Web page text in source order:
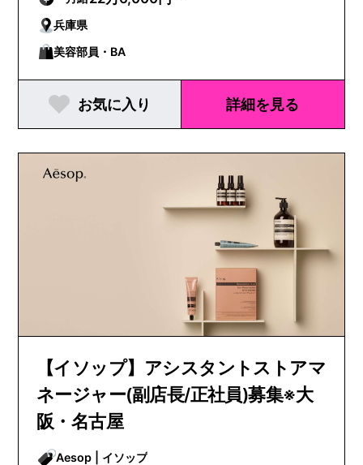
兵庫県
美容部員・BA
お気に入り 詳細を見る
【イソップ】アシスタントストアマ
ネージャー(副店長/正社員)募集※大
阪・名古屋
Aesop | イソップ